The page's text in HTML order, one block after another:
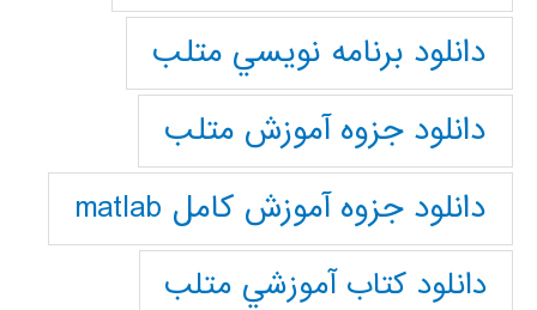
دانلود برنامه نويسي متلب
دانلود جزوه آموزش متلب
دانلود جزوه آموزش کامل matlab
دانلود كتاب آموزشي متلب